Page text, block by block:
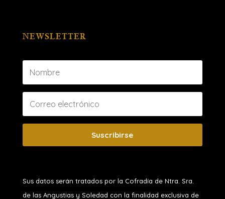
NEWSLETTER
Suscribirse
Sus datos serán tratados por la Cofradía de Ntra. Sra.
de las Angustias y Soledad con la finalidad exclusiva de